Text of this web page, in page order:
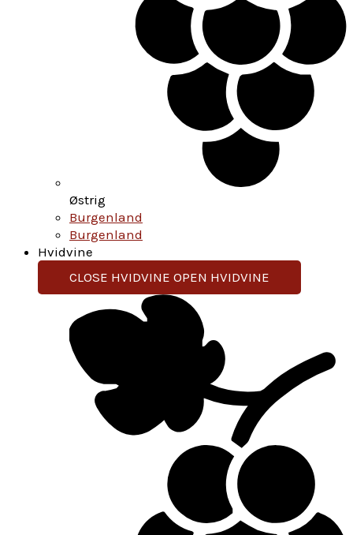
Østrig
Burgenland
Burgenland
Hvidvine
CLOSE HVIDVINE OPEN HVIDVINE